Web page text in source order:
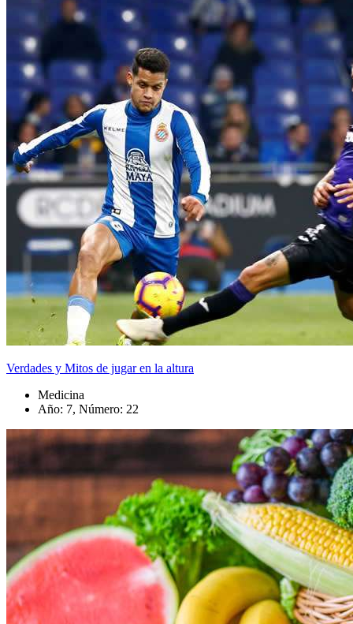
Verdades y Mitos de jugar en la altura
Medicina
Año: 7, Número: 22